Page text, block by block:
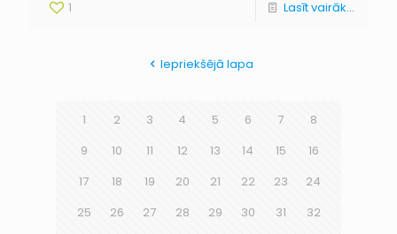
1 Lasīt vairāk...
Iepriekšējā lapa
1 2 3 4 5 6 7
8
9
10 11 12 13 14 15
16
17
18 19 20 21 22 23
24
25
26 27 28 29 30 31
32